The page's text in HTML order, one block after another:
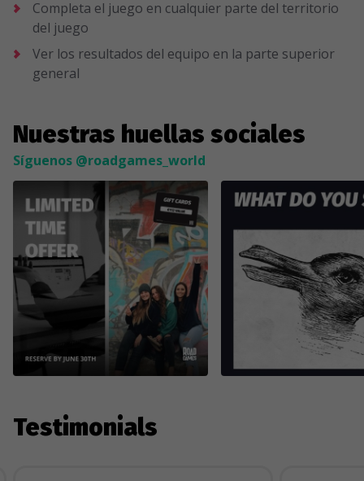
Completa el juego en cualquier parte del territorio
del juego
Ver los resultados del equipo en la parte superior
general
Nuestras huellas sociales
Síguenos @roadgames_world
Testimonials